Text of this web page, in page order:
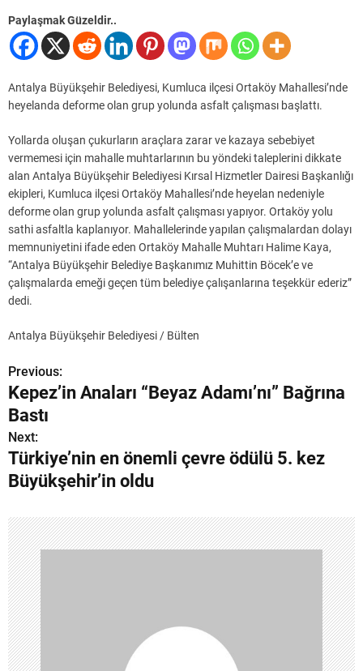
Paylaşmak Güzeldir..
Antalya Büyükşehir Belediyesi, Kumluca ilçesi Ortaköy Mahallesi’nde
heyelanda deforme olan grup yolunda asfalt çalışması başlattı.
Yollarda oluşan çukurların araçlara zarar ve kazaya sebebiyet
vermemesi için mahalle muhtarlarının bu yöndeki taleplerini dikkate
alan Antalya Büyükşehir Belediyesi Kırsal Hizmetler Dairesi Başkanlığı
ekipleri, Kumluca ilçesi Ortaköy Mahallesi’nde heyelan nedeniyle
deforme olan grup yolunda asfalt çalışması yapıyor. Ortaköy yolu
sathi asfaltla kaplanıyor. Mahallelerinde yapılan çalışmalardan dolayı
memnuniyetini ifade eden Ortaköy Mahalle Muhtarı Halime Kaya,
“Antalya Büyükşehir Belediye Başkanımız Muhittin Böcek’e ve
çalışmalarda emeği geçen tüm belediye çalışanlarına teşekkür ederiz”
dedi.
Antalya Büyükşehir Belediyesi / Bülten
Y
a
z
ı
e
z
i
n
m
Previous:
Kepez’in Anaları “Beyaz Adamı’nı” Bağrına
Bastı
Next:
Türkiye’nin en önemli çevre ödülü 5. kez
Büyükşehir’in oldu